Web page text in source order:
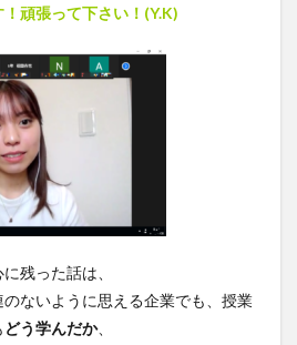
頑張って下さい！(Y.K)
残った話は、
のないように思える企業でも、授業
どう学んだか、